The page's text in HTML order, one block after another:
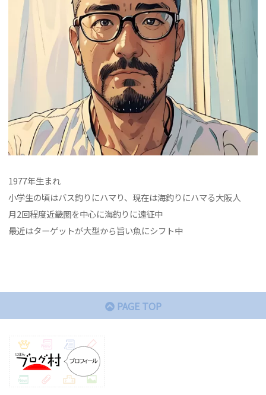
1977年生まれ
小学生の頃はバス釣りにハマり、現在は海釣りにハマる大阪人
月2回程度近畿圏を中心に海釣りに遠征中
最近はターゲットが大型から旨い魚にシフト中
PAGE TOP